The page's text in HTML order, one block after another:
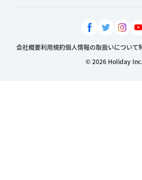
会社概要利用規約個人情報の取扱いについて
© 2026 Holiday Inc.